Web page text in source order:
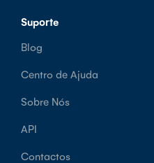
Suporte
Blog
Centro de Ajuda
Sobre Nós
API
Contactos